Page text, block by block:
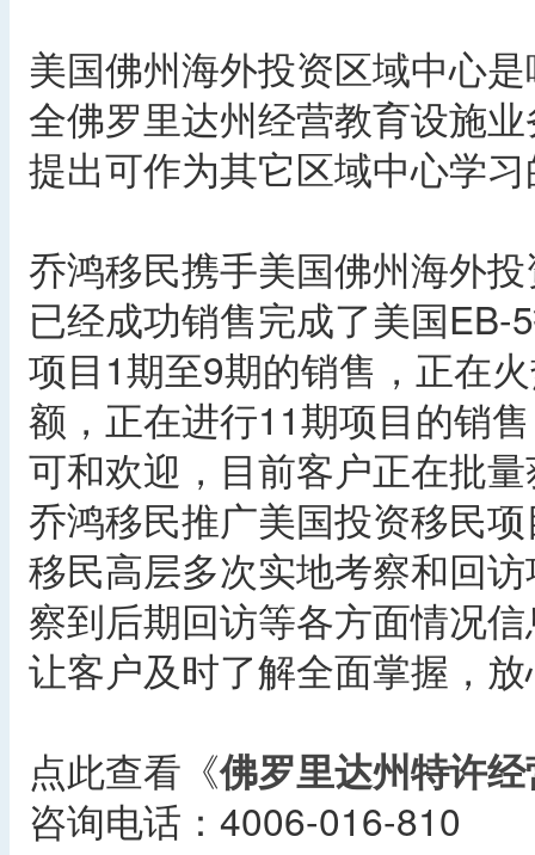
美国佛州海外投资区域中心
全佛罗里达州经营教育设施
提出可作为其它区域中心学
乔鸿移民携手美国佛州海外
已经成功销售完成了美国
项目1期至9期的销售，正在
额，正在进行11期项目的销
可和欢迎，目前客户正在批
乔鸿移民推广美国投资移民
移民高层多次实地考察和回
察到后期回访等各方面情况
让客户及时了解全面掌握，
点此查看《佛罗里达州特许
咨询电话：4006-016-810